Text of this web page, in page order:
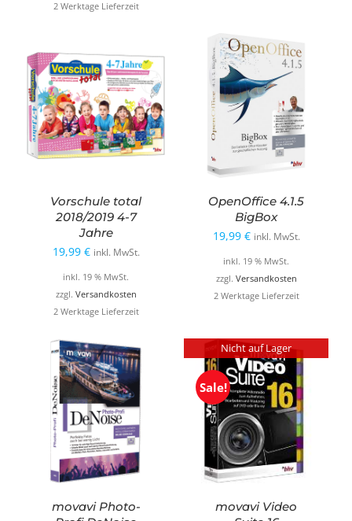
2 Werktage Lieferzeit
Vorschule total
2018/2019 4-7
Jahre
19,99 € inkl. MwSt.
inkl. 19 % MwSt.
zzgl. Versandkosten
2 Werktage Lieferzeit
OpenOffice 4.1.5
BigBox
19,99 € inkl. MwSt.
inkl. 19 % MwSt.
zzgl. Versandkosten
2 Werktage Lieferzeit
movavi Photo-
Nicht auf Lager
Sale!
movavi Video